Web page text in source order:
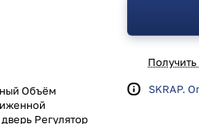
Объём
Регулятор
SKRAP.